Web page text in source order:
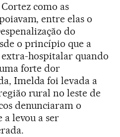
como as
entre elas o
do
o princípio que a
hospitalar quando
forte dor
Imelda foi levada a
rural no leste de
denunciaram o
a levou a ser